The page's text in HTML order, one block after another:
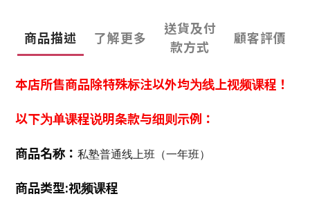
商品描述 了解更多
送貨及付
款方式
顧客評價
本店所售商品除特殊标注以外均为线上视频课程！
以下为单课程说明条款与细则示例：
商品名称： 私塾普通线上班（一年班）
商品类型:视频课程